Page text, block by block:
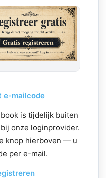
e-mailcode
is tijdelijk buiten
onze loginprovider.
knop hierboven — u
per e-mail.